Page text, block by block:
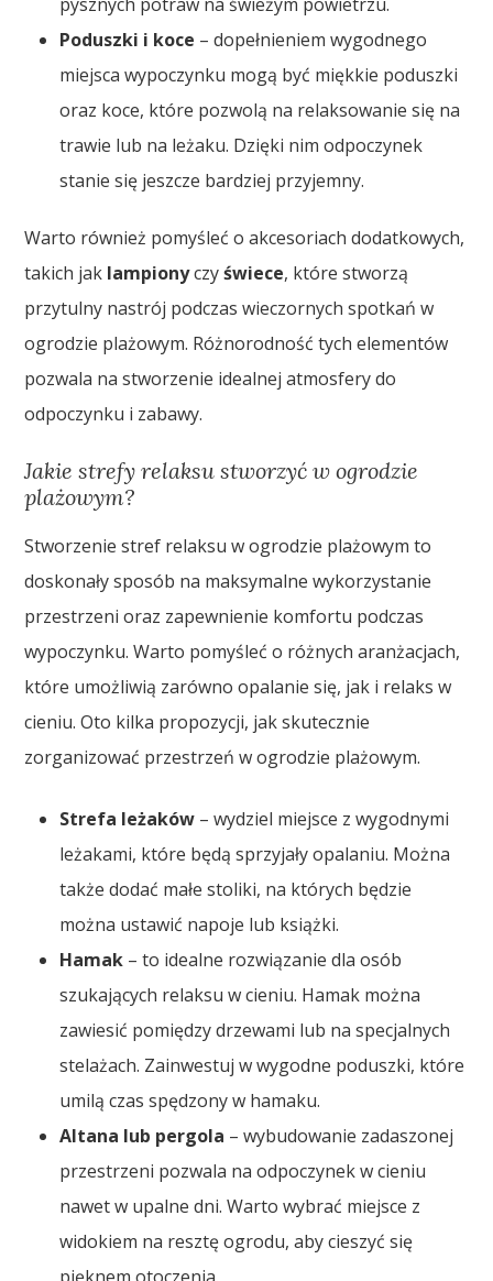
Poduszki i koce – dopełnieniem wygodnego
miejsca wypoczynku mogą być miękkie poduszki
oraz koce, które pozwolą na relaksowanie się na
trawie lub na leżaku. Dzięki nim odpoczynek
stanie się jeszcze bardziej przyjemny.
Warto również pomyśleć o akcesoriach dodatkowych,
takich jak lampionyczyświece, które stworzą
przytulny nastrój podczas wieczornych spotkań w
ogrodzie plażowym. Różnorodność tych elementów
pozwala na stworzenie idealnej atmosfery do
odpoczynku i zabawy.
Jakie strefy relaksu stworzyć w ogrodzie
plażowym?
Stworzenie stref relaksu w ogrodzie plażowym to
doskonały sposób na maksymalne wykorzystanie
przestrzeni oraz zapewnienie komfortu podczas
wypoczynku. Warto pomyśleć o różnych aranżacjach,
które umożliwią zarówno opalanie się, jak i relaks w
cieniu. Oto kilka propozycji, jak skutecznie
zorganizować przestrzeń w ogrodzie plażowym.
Strefa leżaków – wydziel miejsce z wygodnymi
leżakami, które będą sprzyjały opalaniu. Można
także dodać małe stoliki, na których będzie
można ustawić napoje lub książki.
Hamak – to idealne rozwiązanie dla osób
szukających relaksu w cieniu. Hamak można
zawiesić pomiędzy drzewami lub na specjalnych
stelażach. Zainwestuj w wygodne poduszki, które
umilą czas spędzony w hamaku.
Altana lub pergola – wybudowanie zadaszonej
przestrzeni pozwala na odpoczynek w cieniu
nawet w upalne dni. Warto wybrać miejsce z
widokiem na resztę ogrodu, aby cieszyć się